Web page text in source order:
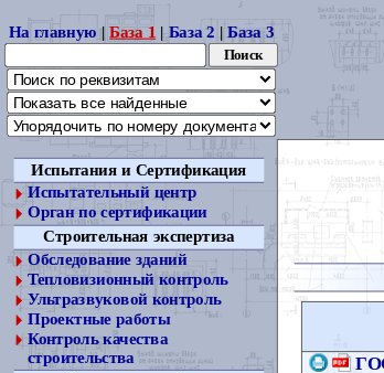
На главную |База 1 | База 2 |База 3
Испытания и Сертификация
Испытательный центр
Орган по сертификации
Строительная экспертиза
Обследование зданий
Тепловизионный контроль
Ультразвуковой контроль
Проектные работы
Контроль качества
строительства